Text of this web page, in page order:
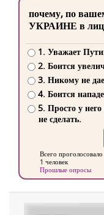
почему, по
УКРАИНЕ в
1. Уважает
2. Боится
3. Никому не
4. Боится
5. Просто у
не сделать.
Всего проголосовало
1 человек
Прошлые опросы